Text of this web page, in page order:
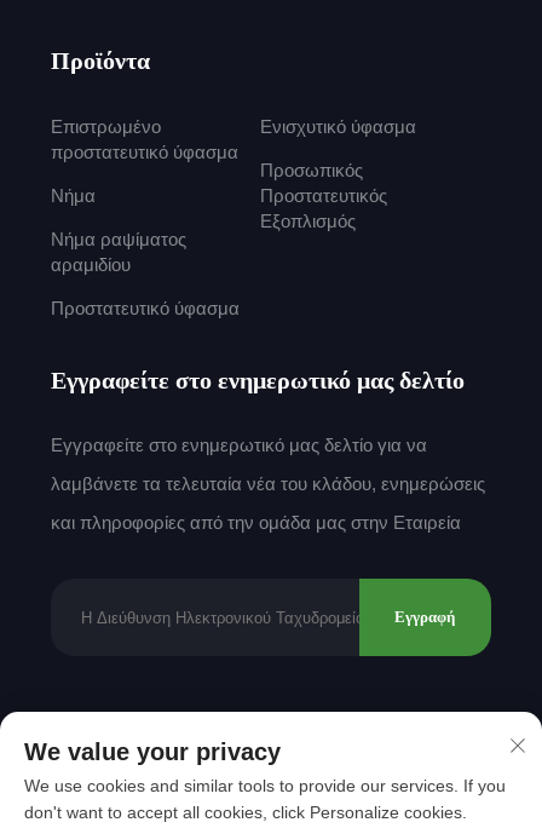
Προϊόντα
Επιστρωμένο
προστατευτικό ύφασμα
Νήμα
Νήμα ραψίματος
αραμιδίου
Προστατευτικό ύφασμα
Ενισχυτικό ύφασμα
Προσωπικός
Προστατευτικός
Εξοπλισμός
Εγγραφείτε στο ενημερωτικό μας δελτίο
Εγγραφείτε στο ενημερωτικό μας δελτίο για να
λαμβάνετε τα τελευταία νέα του κλάδου, ενημερώσεις
και πληροφορίες από την ομάδα μας στην Εταιρεία
Εγγραφή
Shantou Mingda Textile Co., Ltd.
απορρήτου
We value your privacy
We use cookies and similar tools to provide our services. If you
don't want to accept all cookies, click Personalize cookies.